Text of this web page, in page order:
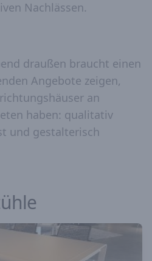
Nachlässen.
draußen braucht einen
Angebote zeigen,
an
haben: qualitativ
und gestalterisch